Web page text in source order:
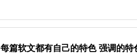
每篇软文都有自己的特色 强调的特